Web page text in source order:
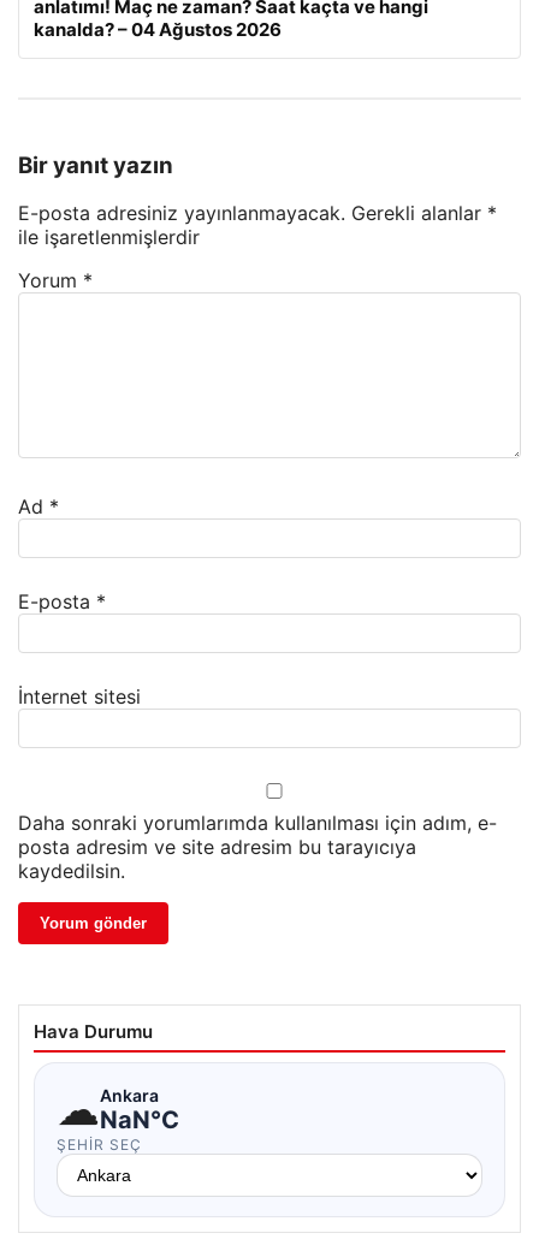
anlatımı! Maç ne zaman? Saat kaçta ve hangi
kanalda? – 04 Ağustos 2026
Bir yanıt yazın
E-posta adresiniz yayınlanmayacak. Gerekli alanlar *
ile işaretlenmişlerdir
Yorum *
Ad *
E-posta *
İnternet sitesi
Daha sonraki yorumlarımda kullanılması için adım, e-
posta adresim ve site adresim bu tarayıcıya
kaydedilsin.
Hava Durumu
☁Ankara
NaN°C
ŞEHIR SEÇ